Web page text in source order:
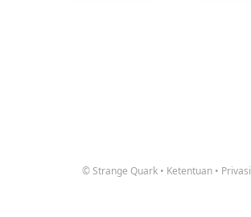
© Strange Quark • Ketentuan • Privasi